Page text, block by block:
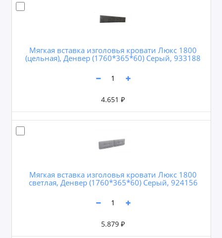
Мягкая вставка изголовья кровати Люкс 1800
(цельная), Денвер (1760*365*60) Серый, 933188
4.651 ₽
Мягкая вставка изголовья кровати Люкс 1800
светлая, Денвер (1760*365*60) Серый, 924156
5.879 ₽